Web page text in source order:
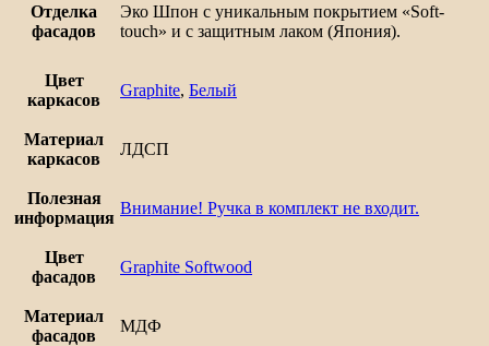
Отделка
фасадов
Эко Шпон с уникальным покрытием «Soft-
touch» и с защитным лаком (Япония).
Цвет
каркасов
Graphite, Белый
Материал
каркасов
ЛДСП
Полезная
информация
Внимание! Ручка в комплект не входит.
Цвет
фасадов
Graphite Softwood
Материал
фасадов
МДФ